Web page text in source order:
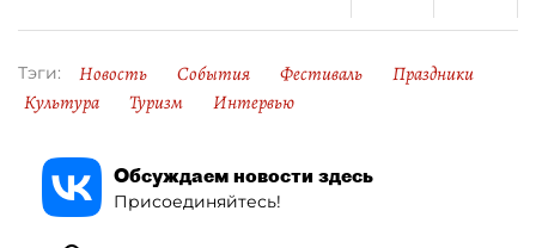
Тэги: Новость События Фестиваль
Праздники
Культура
Туризм Интервью
Обсуждаем новости здесь
Присоединяйтесь!